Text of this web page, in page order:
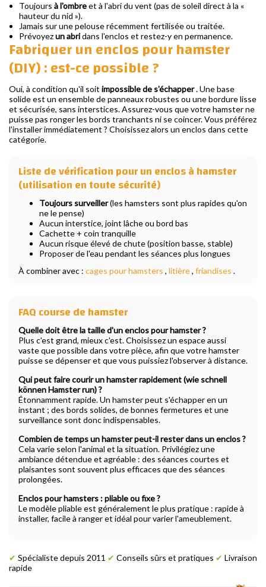
Toujours à l'ombreet à l'abri du vent (pas de soleil direct à la «
hauteur du nid »).
Jamais sur une pelouse récemment fertilisée ou traitée.
Prévoyezun abridans l'enclos et restez-y en permanence.
Fabriquer un enclos pour hamster
(DIY) : est-ce possible ?
Oui, à condition qu'il soit impossible de s'échapper. Une base
solide est un ensemble de panneaux robustes ou une bordure lisse
et sécurisée, sans interstices. Assurez-vous que votre hamster ne
puisse pas ronger les bords tranchants ni se coincer. Vous préférez
l'installer immédiatement ? Choisissez alors un enclos dans cette
catégorie.
Liste de vérification pour un enclos à hamster
(utilisation en toute sécurité)
Toujours surveiller(les hamsters sont plus rapides qu'on
ne le pense)
Aucun interstice, joint lâche ou bord bas
Cachette + coin tranquille
Aucun risque élevé de chute (position basse, stable)
Proposer de l'eau pendant les séances plus longues
À combiner avec : cages pour hamsters , litière, friandises .
FAQ course de hamster
Quelle doit être la taille d'un enclos pour hamster ?
Plus c'est grand, mieux c'est. Choisissez un espace aussi
vaste que possible dans votre pièce, afin que votre hamster
puisse se dépenser et que vous puissiez l'observer à distance.
Qui peut faire courir un hamster rapidement (wie schnell
können Hamster run) ?
Étonnamment rapide. Un hamster peut s'échapper en un
instant ; des bords solides, de bonnes fermetures et une
surveillance sont donc indispensables.
Combien de temps un hamster peut-il rester dans un enclos ?
Cela varie selon l'animal et la situation. Privilégiez une
ambiance détendue et agréable : des séances courtes et
plaisantes sont souvent plus efficaces que des séances
prolongées.
Enclos pour hamsters : pliable ou fixe ?
Le modèle pliable est généralement le plus pratique : rapide à
installer, facile à ranger et idéal pour varier l'ameublement.
✔ Spécialiste depuis 2011 ✔ Conseils sûrs et pratiques ✔ Livraison
rapide